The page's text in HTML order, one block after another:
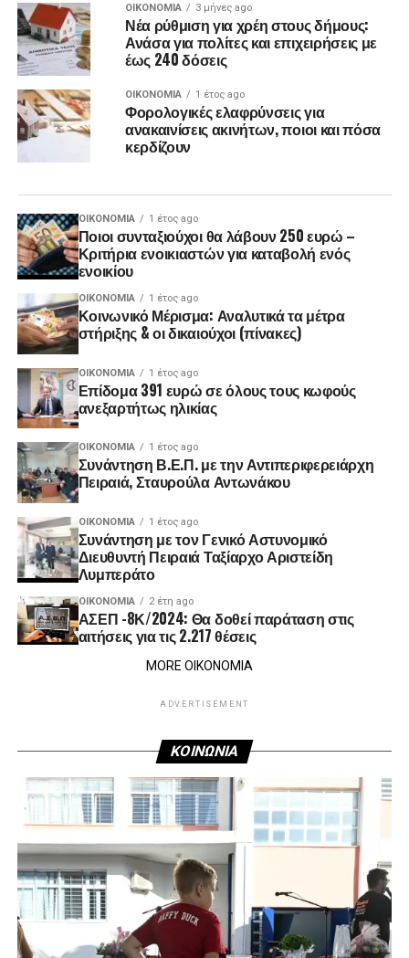
ΟΙΚΟΝΟΜΊΑ 3 μήνες ago
Νέα ρύθμιση για χρέη στους δήμους:
Ανάσα για πολίτες και επιχειρήσεις με
έως 240 δόσεις
ΟΙΚΟΝΟΜΊΑ 1 έτος ago
Φορολογικές ελαφρύνσεις για
ανακαινίσεις ακινήτων, ποιοι και πόσα
κερδίζουν
ΟΙΚΟΝΟΜΊΑ 1 έτος ago
Ποιοι συνταξιούχοι θα λάβουν 250 ευρώ –
Κριτήρια ενοικιαστών για καταβολή ενός
ενοικίου
ΟΙΚΟΝΟΜΊΑ 1 έτος ago
Κοινωνικό Μέρισμα: Αναλυτικά τα μέτρα
στήριξης & οι δικαιούχοι (πίνακες)
ΟΙΚΟΝΟΜΊΑ 1 έτος ago
Επίδομα 391 ευρώ σε όλους τους κωφούς
ανεξαρτήτως ηλικίας
ΟΙΚΟΝΟΜΊΑ 1 έτος ago
Συνάντηση Β.Ε.Π. με την Αντιπεριφερειάρχη
Πειραιά, Σταυρούλα Αντωνάκου
ΟΙΚΟΝΟΜΊΑ 1 έτος ago
Συνάντηση με τον Γενικό Αστυνομικό
Διευθυντή Πειραιά Ταξίαρχο Αριστείδη
Λυμπεράτο
ΟΙΚΟΝΟΜΊΑ 2 έτη ago
ΑΣΕΠ -8Κ/2024: Θα δοθεί παράταση στις
αιτήσεις για τις 2.217 θέσεις
MORE ΟΙΚΟΝΟΜΙΑ
ADVERTISEMENT
ΚΟΙΝΩΝΙΑ